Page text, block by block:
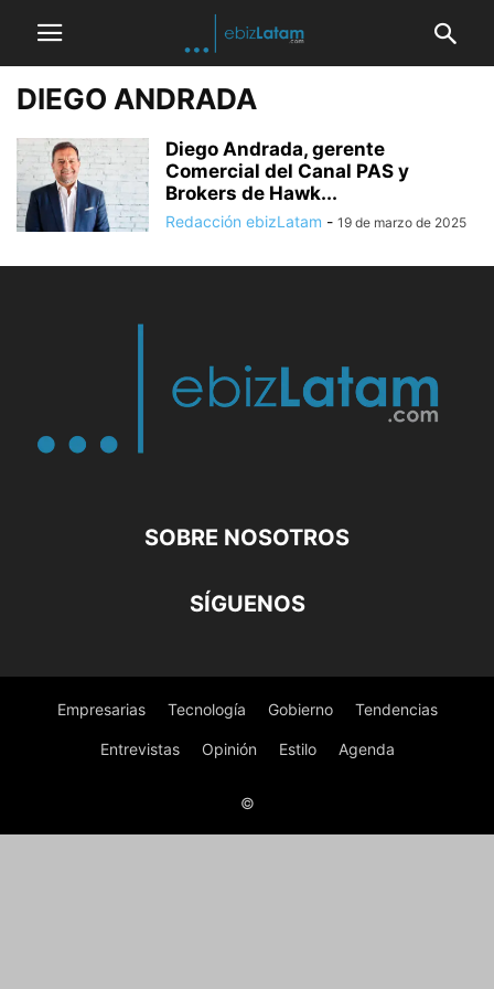
DIEGO ANDRADA
Diego Andrada, gerente
Comercial del Canal PAS y
Brokers de Hawk...
Redacción ebizLatam - 19 de marzo de 2025
SOBRE NOSOTROS
SÍGUENOS
Empresarias Tecnología Gobierno Tendencias
Entrevistas Opinión Estilo Agenda
©